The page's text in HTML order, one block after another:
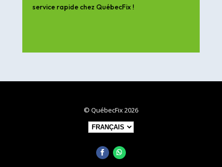
service rapide chez QuébecFix !
© QuébecFix 2026